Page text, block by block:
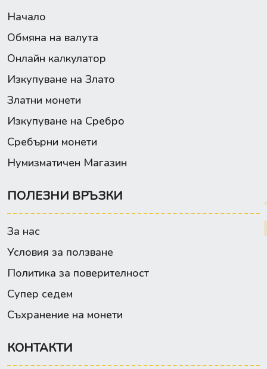
Начало
Обмяна на валута
Онлайн калкулатор
Изкупуване на Злато
Златни монети
Изкупуване на Сребро
Сребърни монети
Нумизматичен Магазин
ПОЛЕЗНИ ВРЪЗКИ
За нас
Условия за ползване
Политика за поверителност
Супер седем
Съхранение на монети
КОНТАКТИ